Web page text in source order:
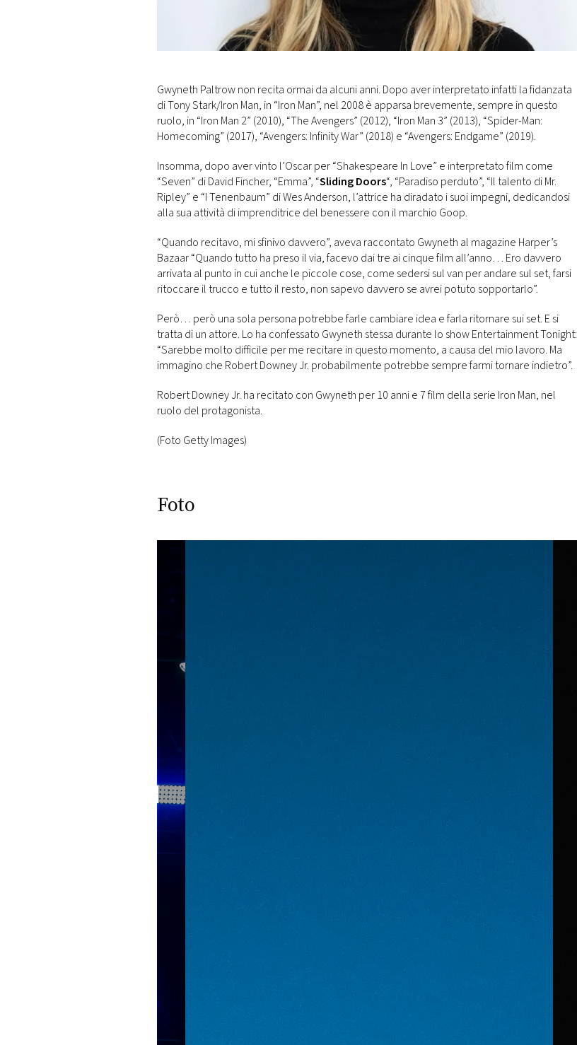
Gwyneth Paltrow non recita ormai da alcuni anni. Dopo aver interpretato infatti la fidanzata
di Tony Stark/Iron Man, in “Iron Man”, nel 2008 è apparsa brevemente, sempre in questo
ruolo, in “Iron Man 2” (2010), “The Avengers” (2012), “Iron Man 3” (2013), “Spider-Man:
Homecoming” (2017), “Avengers: Infinity War” (2018) e “Avengers: Endgame” (2019).
Insomma, dopo aver vinto l’Oscar per “Shakespeare In Love” e interpretato film come
“Seven” di David Fincher, “Emma”, “Sliding Doors“, “Paradiso perduto”, “Il talento di Mr.
Ripley” e “I Tenenbaum” di Wes Anderson, l’attrice ha diradato i suoi impegni, dedicandosi
alla sua attività di imprenditrice del benessere con il marchio Goop.
“Quando recitavo, mi sfinivo davvero”, aveva raccontato Gwyneth al magazine Harper’s
Bazaar “Quando tutto ha preso il via, facevo dai tre ai cinque film all’anno… Ero davvero
arrivata al punto in cui anche le piccole cose, come sedersi sul van per andare sul set, farsi
ritoccare il trucco e tutto il resto, non sapevo davvero se avrei potuto sopportarlo”.
Però… però una sola persona potrebbe farle cambiare idea e farla ritornare sui set. E si
tratta di un attore. Lo ha confessato Gwyneth stessa durante lo show Entertainment Tonight:
“Sarebbe molto difficile per me recitare in questo momento, a causa del mio lavoro. Ma
immagino che Robert Downey Jr. probabilmente potrebbe sempre farmi tornare indietro”.
Robert Downey Jr. ha recitato con Gwyneth per 10 anni e 7 film della serie Iron Man, nel
ruolo del protagonista.
(Foto Getty Images)
Foto